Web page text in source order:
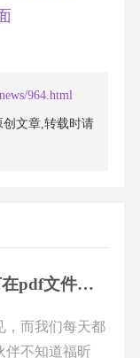
964.html
文章,转载时请
福昕pdf编辑器如何写字？如何在pdf文件中插入文字？
，而我们每天都
伴不知道福昕